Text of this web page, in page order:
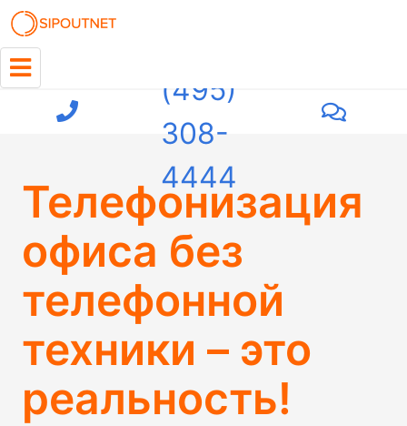
(495)
308-
4444
Телефонизация
офиса без
телефонной
техники – это
реальность!